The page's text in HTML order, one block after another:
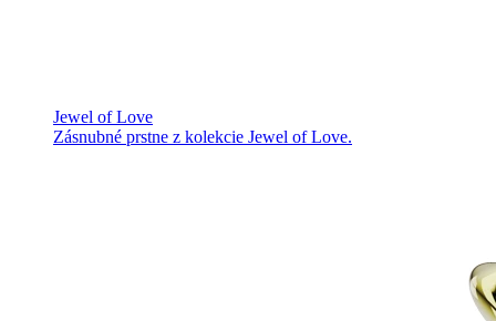
Jewel of Love
Zásnubné prstne z kolekcie Jewel of Love.